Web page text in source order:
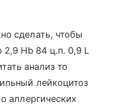
сделать, чтобы
2,9 Hb 84 ц.п. 0,9 L
анализ то
лейкоцитоз
аллергических